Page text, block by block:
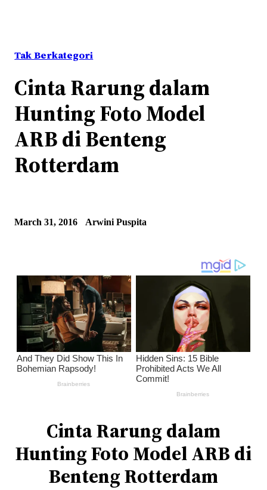
Tak Berkategori
Cinta Rarung dalam
Hunting Foto Model
ARB di Benteng
Rotterdam
March 31, 2016 Arwini Puspita
Cinta Rarung dalam
Hunting Foto Model ARB di
Benteng Rotterdam